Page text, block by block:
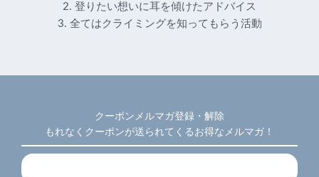
2. 登りたい想いに耳を傾けたアドバイス
3. 全てはクライミングを知ってもらう活動
クーポンメルマガ登録・解除
もれなくクーポンが送られてくるお得なメルマガ！